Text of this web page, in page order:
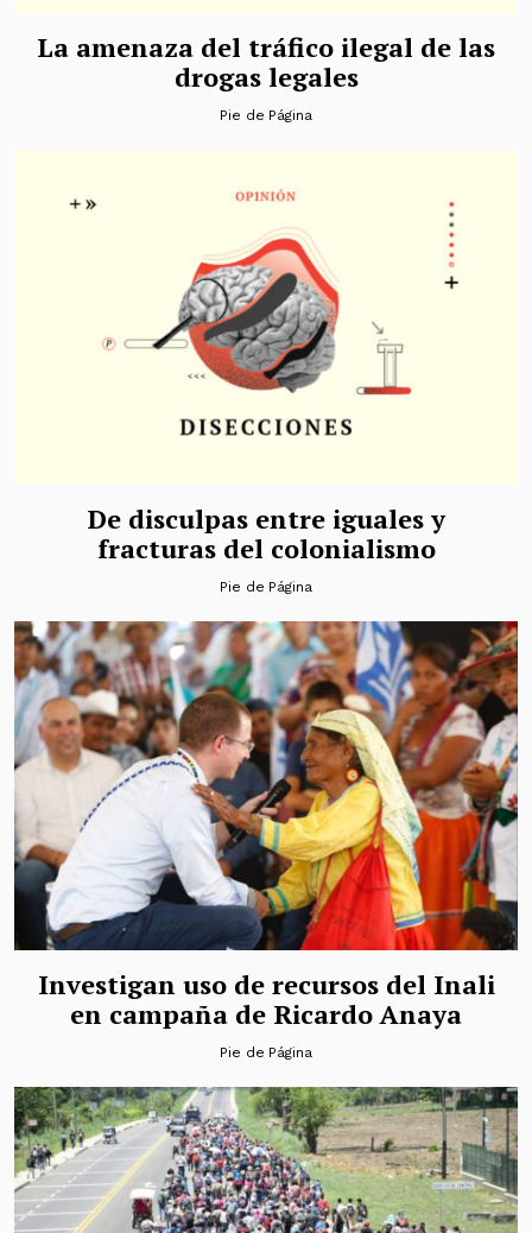
La amenaza del tráfico ilegal de las
drogas legales
Pie de Página
De disculpas entre iguales y
fracturas del colonialismo
Pie de Página
Investigan uso de recursos del Inali
en campaña de Ricardo Anaya
Pie de Página